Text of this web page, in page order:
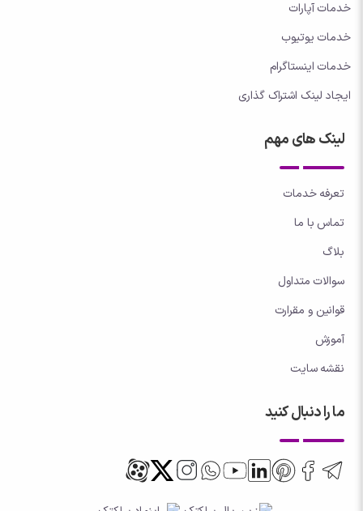
خدمات آپارات
خدمات یوتیوب
خدمات اینستاگرام
ایجاد لینک اشتراک گذاری
لینک های مهم
تعرفه خدمات
تماس با ما
بلاگ
سوالات متداول
قوانین و مقرارت
آموزش
نقشه سایت
ما را دنبال کنید